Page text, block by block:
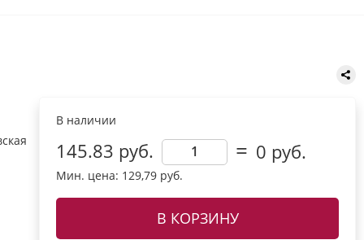
В наличии
145.83 руб. 0 руб.
Мин. цена: 129,79 руб.
В КОРЗИНУ